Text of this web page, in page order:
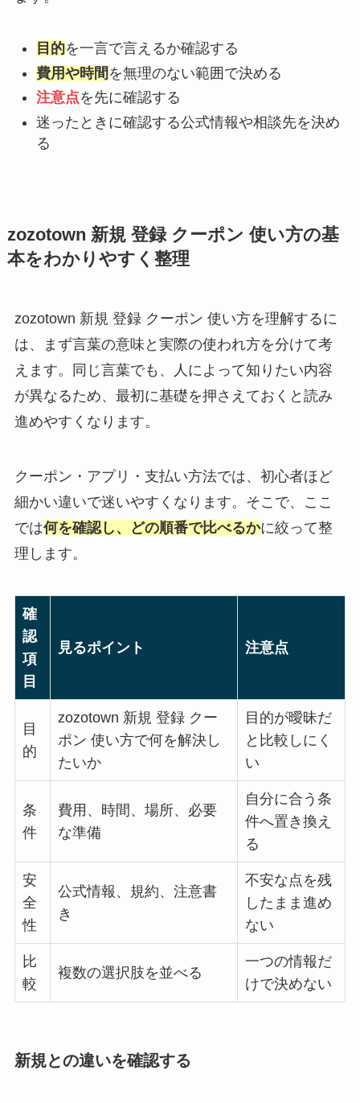
目的を一言で言えるか確認する
費用や時間 を無理のない範囲で決める
注意点を先に確認する
迷ったときに確認する公式情報や相談先を決め
る
zozotown 新規 登録 クーポン 使い方の基
本をわかりやすく整理
zozotown 新規 登録 クーポン 使い方を理解するに
は、まず言葉の意味と実際の使われ方を分けて考
えます。同じ言葉でも、人によって知りたい内容
が異なるため、最初に基礎を押さえておくと読み
進めやすくなります。
クーポン・アプリ・支払い方法では、初心者ほど
細かい違いで迷いやすくなります。そこで、ここ
では何を確認し、どの順番で比べるかに絞って整
理します。
確
認
項
目
見るポイント 注意点
目
的
zozotown 新規 登録 クー
ポン 使い方で何を解決し
たいか
目的が曖昧だ
と比較しにく
い
条
件
費用、時間、場所、必要
な準備
自分に合う条
件へ置き換え
る
安
全
性
公式情報、規約、注意書
き
不安な点を残
したまま進め
ない
比
較
複数の選択肢を並べる
一つの情報だ
けで決めない
新規との違いを確認する